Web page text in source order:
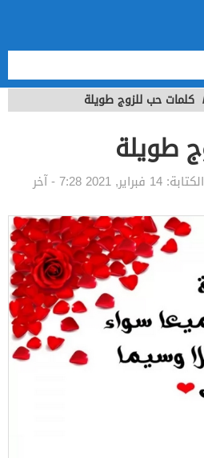
كلمات حب للزوج طويلة
طويلة
14 فبراير, 2021 7:28 - آخر